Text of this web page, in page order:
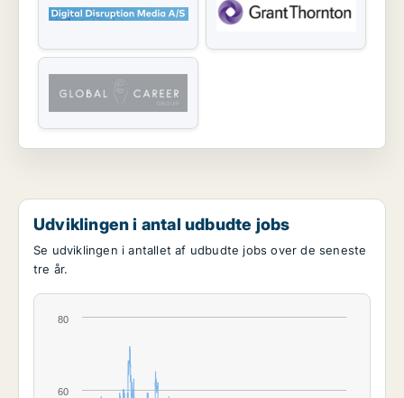
Udviklingen i antal udbudte jobs
Se udviklingen i antallet af udbudte jobs over de seneste
tre år.
60
80